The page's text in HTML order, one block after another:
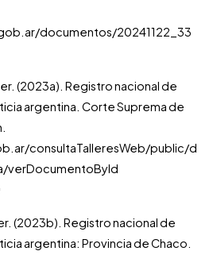
documentos/20241122_33
(2023a). Registro nacional de
argentina. Corte Suprema de
consultaTalleresWeb/public/d
verDocumentoById
(2023b). Registro nacional de
argentina: Provincia de Chaco.